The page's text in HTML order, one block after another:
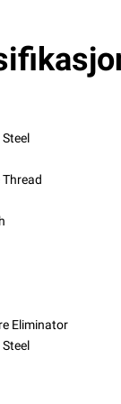
Thread
Eliminator